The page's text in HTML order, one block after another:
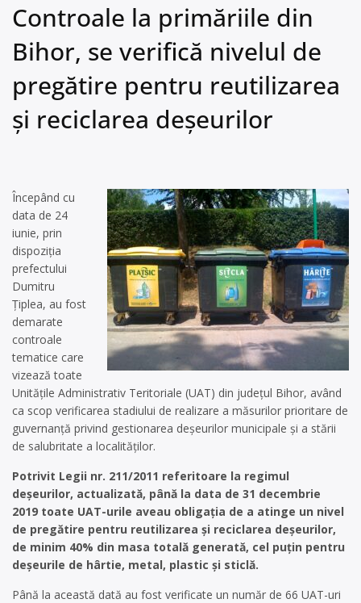
Controale la primăriile din
Bihor, se verifică nivelul de
pregătire pentru reutilizarea
și reciclarea deșeurilor
Începând cu
data de 24
iunie, prin
dispoziția
prefectului
Dumitru
Țiplea, au fost
demarate
controale
tematice care
vizează toate
Unitățile Administrativ Teritoriale (UAT) din județul Bihor, având
ca scop verificarea stadiului de realizare a măsurilor prioritare de
guvernanță privind gestionarea deșeurilor municipale și a stării
de salubritate a localităților.
Potrivit Legii nr. 211/2011 referitoare la regimul
deșeurilor, actualizată, până la data de 31 decembrie
2019 toate UAT-urile aveau obligația de a atinge un nivel
de pregătire pentru reutilizarea și reciclarea deșeurilor,
de minim 40% din masa totală generată, cel puțin pentru
deșeurile de hârtie, metal, plastic și sticlă.
Până la această dată au fost verificate un număr de 66 UAT-uri